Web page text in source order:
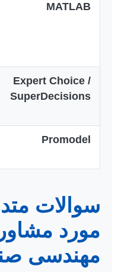
MATLAB
Expert Choice /
SuperDecisions
Promodel
مورد
مهندسی